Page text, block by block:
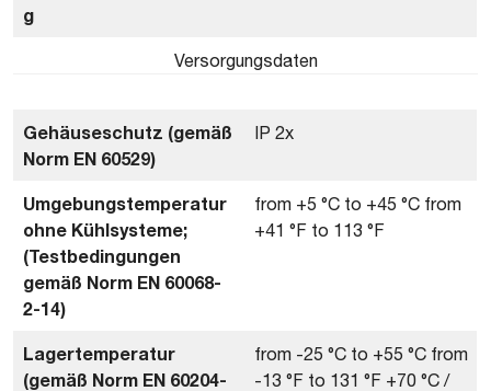
g
Versorgungsdaten
Gehäuseschutz (gemäß
Norm EN 60529)
IP 2x
Umgebungstemperatur
ohne Kühlsysteme;
(Testbedingungen
gemäß Norm EN 60068-
2-14)
from +5 °C to +45 °C from
+41 °F to 113 °F
Lagertemperatur
(gemäß Norm EN 60204-
from -25 °C to +55 °C from
-13 °F to 131 °F +70 °C /